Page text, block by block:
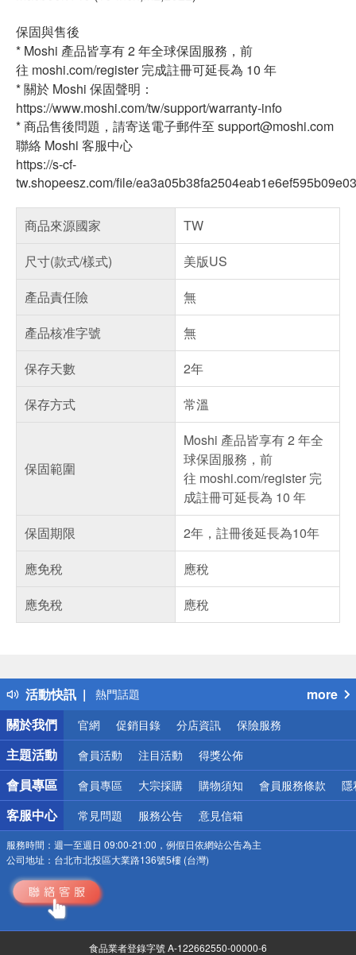
保固與售後
* Moshi 產品皆享有 2 年全球保固服務，前
往 moshi.com/register 完成註冊可延長為 10 年
* 關於 Moshi 保固聲明：
https://www.moshi.com/tw/support/warranty-info
* 商品售後問題，請寄送電子郵件至 support@moshi.com
聯絡 Moshi 客服中心
https://s-cf-
tw.shopeesz.com/file/ea3a05b38fa2504eab1e6ef595b09e03
商品來源國家
TW
尺寸(款式/樣式)
美版US
產品責任險
無
產品核准字號
無
保存天數
2年
保存方式
常溫
保固範圍
Moshi 產品皆享有 2 年全
球保固服務，前
往 moshi.com/register 完
成註冊可延長為 10 年
保固期限
2年，註冊後延長為10年
應免稅
應稅
應免稅
應稅
活動快訊
得獎公告
熱門話題
銀行優惠
偏遠地區配送
詐騙網頁！請小心！
more
關於我們
官網 促銷目錄 分店資訊 保險服務
主題活動 會員活動 注目活動 得獎公佈
會員專區 會員專區 大宗採購 購物須知 會員服務條款 隱
客服中心 常見問題 服務公告 意見信箱
服務時間： 週一至週日 09:00-21:00，例假日依網站公告為主
公司地址： 台北市北投區大業路136號5樓 (台灣)
食品業者登錄字號 A-122662550-00000-6